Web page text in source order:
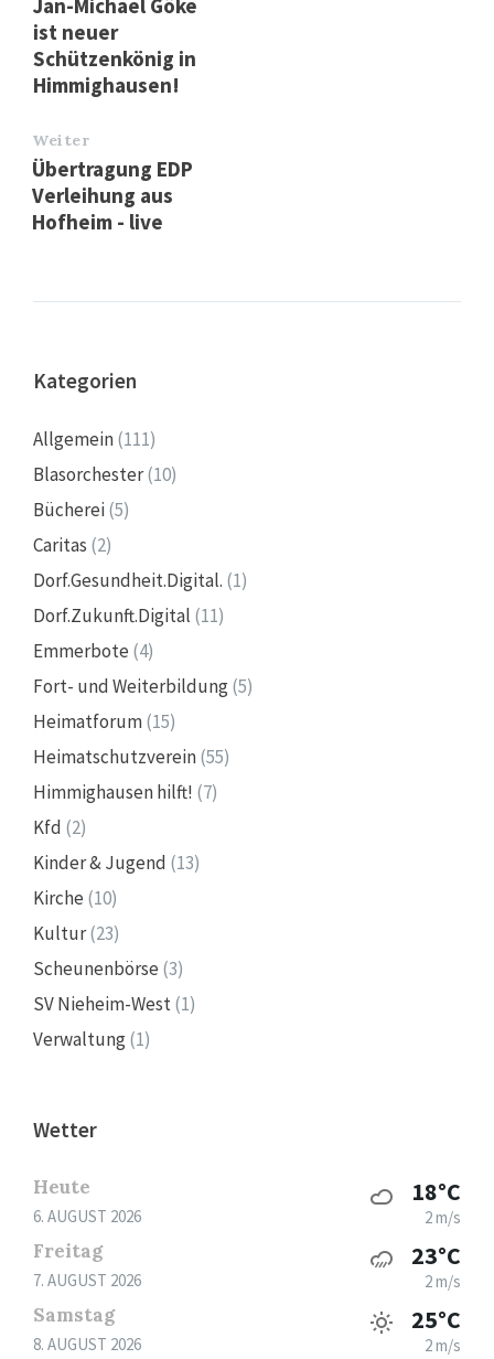
Jan-Michael Göke
ist neuer
Schützenkönig in
Himmighausen!
Weiter
Übertragung EDP
Verleihung aus
Hofheim - live
Kategorien
Allgemein(111)
Blasorchester(10)
Bücherei(5)
Caritas (2)
Dorf.Gesundheit.Digital. (1)
Dorf.Zukunft.Digital (11)
Emmerbote (4)
Fort- und Weiterbildung(5)
Heimatforum(15)
Heimatschutzverein(55)
Himmighausen hilft! (7)
Kfd (2)
Kinder & Jugend (13)
Kirche (10)
Kultur(23)
Scheunenbörse (3)
SV Nieheim-West(1)
Verwaltung(1)
Wetter
Heute
6. AUGUST 2026
18°C
2 m/s
Freitag
7. AUGUST 2026
23°C
2 m/s
Samstag
8. AUGUST 2026
25°C
2 m/s